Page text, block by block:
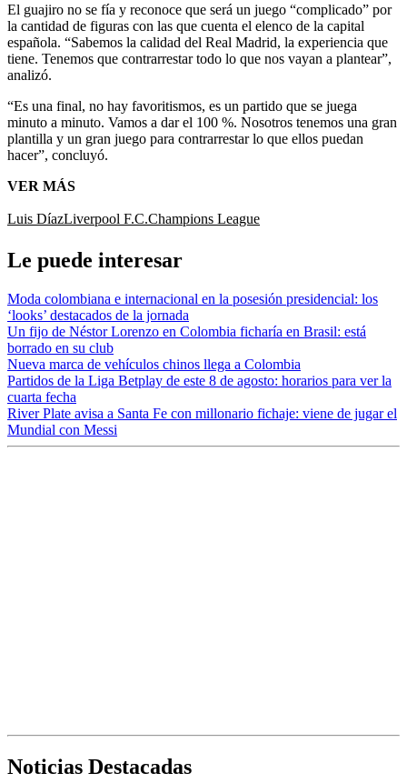
El guajiro no se fía y reconoce que será un juego “complicado” por
la cantidad de figuras con las que cuenta el elenco de la capital
española. “Sabemos la calidad del Real Madrid, la experiencia que
tiene. Tenemos que contrarrestar todo lo que nos vayan a plantear”,
analizó.
“Es una final, no hay favoritismos, es un partido que se juega
minuto a minuto. Vamos a dar el 100 %. Nosotros tenemos una gran
plantilla y un gran juego para contrarrestar lo que ellos puedan
hacer”, concluyó.
VER MÁS
Luis DíazLiverpool F.C.Champions League
Le puede interesar
Moda colombiana e internacional en la posesión presidencial: los
‘looks’ destacados de la jornada
Un fijo de Néstor Lorenzo en Colombia ficharía en Brasil: está
borrado en su club
Nueva marca de vehículos chinos llega a Colombia
Partidos de la Liga Betplay de este 8 de agosto: horarios para ver la
cuarta fecha
River Plate avisa a Santa Fe con millonario fichaje: viene de jugar el
Mundial con Messi
Noticias Destacadas